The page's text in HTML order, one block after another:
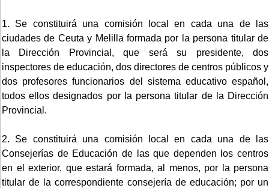
1. Se constituirá una comisión local en cada una de las
ciudades de Ceuta y Melilla formada por la persona titular de
la Dirección Provincial, que será su presidente, dos
inspectores de educación, dos directores de centros públicos y
dos profesores funcionarios del sistema educativo español,
todos ellos designados por la persona titular de la Dirección
Provincial.
2. Se constituirá una comisión local en cada una de las
Consejerías de Educación de las que dependen los centros
en el exterior, que estará formada, al menos, por la persona
titular de la correspondiente consejería de educación; por un